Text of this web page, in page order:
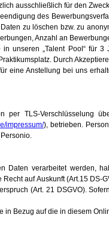
ausschließlich für den
des
zu löschen bzw. zu
Anzahl an
unseren „Talent Pool“ für
Durch
eine Anstellung bei uns
per TLS-Verschlüsselung
impressum/), betrieben.
Daten verarbeitet werden,
auf Auskunft (Art.15
(Art. 21 DSGVO).
Bezug auf die in diesem